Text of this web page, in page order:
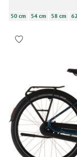
50 cm 54 cm 58 cm